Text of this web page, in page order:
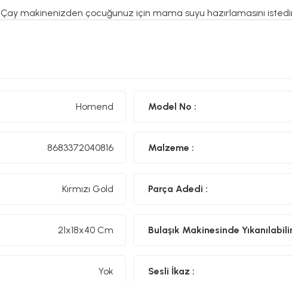
Çay makinenizden çocuğunuz için mama suyu hazırlamasını
Çay makineniz, çay keyfinizin yarıda kalmasına izin vermez.Çayı
Homend Model No :
8683372040816 Malzeme :
Kırmızı Gold Parça Adedi :
21x18x40 Cm Bulaşık Makinesinde
Yok Sesli İkaz :